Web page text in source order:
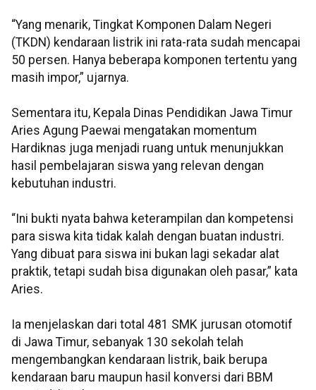
“Yang menarik, Tingkat Komponen Dalam Negeri
(TKDN) kendaraan listrik ini rata-rata sudah mencapai
50 persen. Hanya beberapa komponen tertentu yang
masih impor,” ujarnya.
Sementara itu, Kepala Dinas Pendidikan Jawa Timur
Aries Agung Paewai mengatakan momentum
Hardiknas juga menjadi ruang untuk menunjukkan
hasil pembelajaran siswa yang relevan dengan
kebutuhan industri.
“Ini bukti nyata bahwa keterampilan dan kompetensi
para siswa kita tidak kalah dengan buatan industri.
Yang dibuat para siswa ini bukan lagi sekadar alat
praktik, tetapi sudah bisa digunakan oleh pasar,” kata
Aries.
Ia menjelaskan dari total 481 SMK jurusan otomotif
di Jawa Timur, sebanyak 130 sekolah telah
mengembangkan kendaraan listrik, baik berupa
kendaraan baru maupun hasil konversi dari BBM